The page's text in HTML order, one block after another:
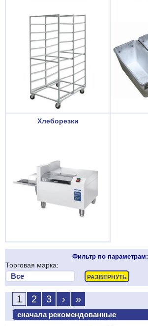
Хлеборезки
Фильтр по параметрам:
Торговая марка:
1 2 3 › »